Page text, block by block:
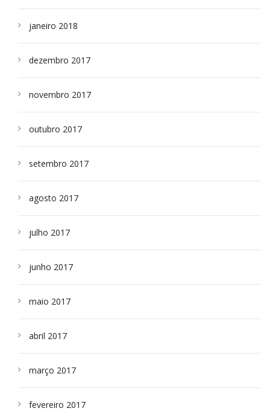
janeiro 2018
dezembro 2017
novembro 2017
outubro 2017
setembro 2017
agosto 2017
julho 2017
junho 2017
maio 2017
abril 2017
março 2017
fevereiro 2017